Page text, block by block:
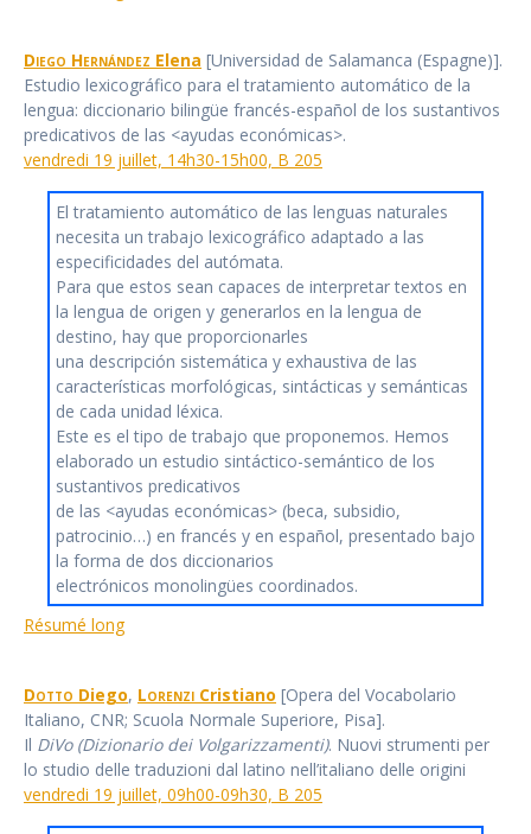
Diego Hernández Elena [Universidad de Salamanca (Espagne)].
Estudio lexicográfico para el tratamiento automático de la
lengua: diccionario bilingüe francés-español de los sustantivos
predicativos de las <ayudas económicas>.
vendredi 19 juillet, 14h30-15h00, B 205
El tratamiento automático de las lenguas naturales
necesita un trabajo lexicográfico adaptado a las
especificidades del autómata.
Para que estos sean capaces de interpretar textos en
la lengua de origen y generarlos en la lengua de
destino, hay que proporcionarles
una descripción sistemática y exhaustiva de las
características morfológicas, sintácticas y semánticas
de cada unidad léxica.
Este es el tipo de trabajo que proponemos. Hemos
elaborado un estudio sintáctico-semántico de los
sustantivos predicativos
de las <ayudas económicas> (beca, subsidio,
patrocinio…) en francés y en español, presentado bajo
la forma de dos diccionarios
electrónicos monolingües coordinados.
Résumé long
Dotto Diego, Lorenzi Cristiano [Opera del Vocabolario
Italiano, CNR; Scuola Normale Superiore, Pisa].
Il DiVo (Dizionario dei Volgarizzamenti). Nuovi strumenti per
lo studio delle traduzioni dal latino nell’italiano delle origini
vendredi 19 juillet, 09h00-09h30, B 205